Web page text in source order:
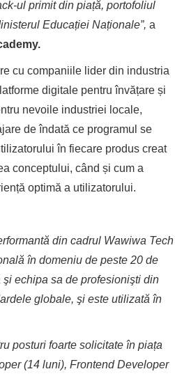
ul primit din piață, portofoliul
Educației Naționale”, a
cu companiile lider din industria
digitale pentru învățare și
nevoile industriei locale,
de îndată ce programul se
în fiecare produs creat
conceptului, când și cum a
optimă a utilizatorului.
din cadrul Wawiwa Tech
în domeniu de peste 20 de
echipa sa de profesionişti din
globale, şi este utilizată în
posturi foarte solicitate în piața
(14 luni), Frontend Developer